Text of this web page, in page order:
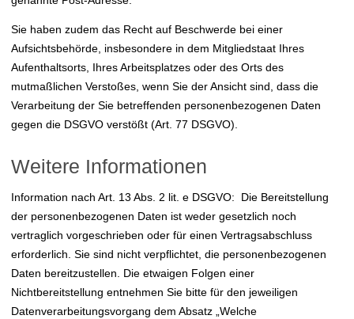
Sie haben zudem das Recht auf Beschwerde bei einer
Aufsichtsbehörde, insbesondere in dem Mitgliedstaat Ihres
Aufenthaltsorts, Ihres Arbeitsplatzes oder des Orts des
mutmaßlichen Verstoßes, wenn Sie der Ansicht sind, dass die
Verarbeitung der Sie betreffenden personenbezogenen Daten
gegen die DSGVO verstößt (Art. 77 DSGVO).
Weitere Informationen
Information nach Art. 13 Abs. 2 lit. e DSGVO: Die Bereitstellung
der personenbezogenen Daten ist weder gesetzlich noch
vertraglich vorgeschrieben oder für einen Vertragsabschluss
erforderlich. Sie sind nicht verpflichtet, die personenbezogenen
Daten bereitzustellen. Die etwaigen Folgen einer
Nichtbereitstellung entnehmen Sie bitte für den jeweiligen
Datenverarbeitungsvorgang dem Absatz „Welche